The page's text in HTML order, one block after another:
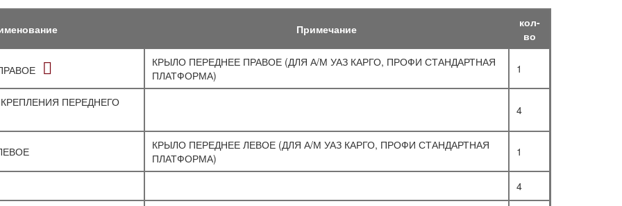
Примечание
кол-
во
КРЫЛО ПЕРЕДНЕЕ ПРАВОЕ (ДЛЯ А/М УАЗ КАРГО, ПРОФИ СТАНДАРТНАЯ
ПЛАТФОРМА)
1
ПЕРЕДНЕГО
4
КРЫЛО ПЕРЕДНЕЕ ЛЕВОЕ (ДЛЯ А/М УАЗ КАРГО, ПРОФИ СТАНДАРТНАЯ
ПЛАТФОРМА)
1
4